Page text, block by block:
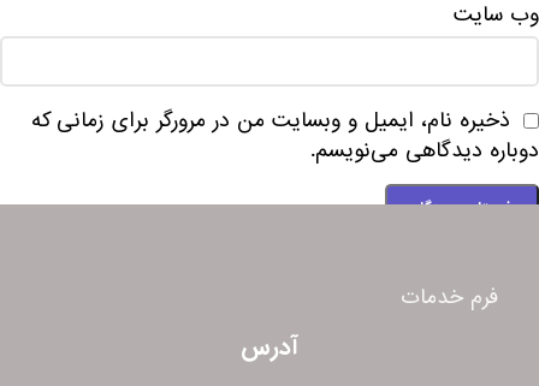
وب‌ سایت
ذخیره نام، ایمیل و وبسایت من در مرورگر برای زمانی که
دوباره دیدگاهی می‌نویسم.
فرم خدمات
آدرس